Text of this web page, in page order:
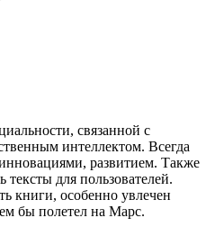
связанной с
интеллектом. Всегда
развитием. Также
для пользователей.
книги, особенно увлечен
бы полетел на Марс.